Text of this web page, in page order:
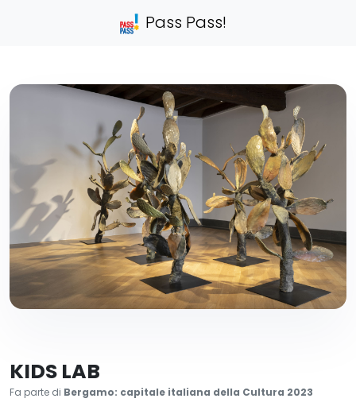
Pass Pass!
KIDS LAB
Fa parte di Bergamo: capitale italiana della Cultura 2023